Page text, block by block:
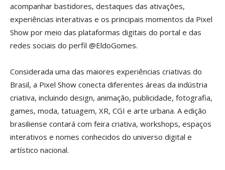
acompanhar bastidores, destaques das ativações,
experiências interativas e os principais momentos da Pixel
Show por meio das plataformas digitais do portal e das
redes sociais do perfil @EldoGomes.
Considerada uma das maiores experiências criativas do
Brasil, a Pixel Show conecta diferentes áreas da indústria
criativa, incluindo design, animação, publicidade, fotografia,
games, moda, tatuagem, XR, CGI e arte urbana. A edição
brasiliense contará com feira criativa, workshops, espaços
interativos e nomes conhecidos do universo digital e
artístico nacional.